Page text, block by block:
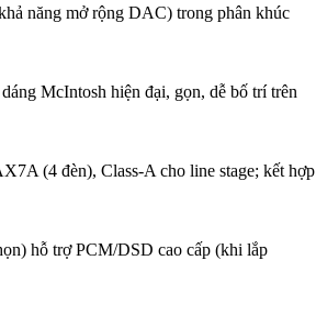
năng mở rộng DAC) trong phân khúc
McIntosh hiện đại, gọn, dễ bố trí trên
(4 đèn), Class-A cho line stage; kết hợp
hỗ trợ PCM/DSD cao cấp (khi lắp